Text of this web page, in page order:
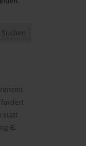
fordert
statt
6.